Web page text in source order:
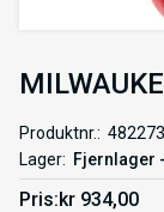
Produktnr.
Lager
Fjernlager
Pris kr 934,00